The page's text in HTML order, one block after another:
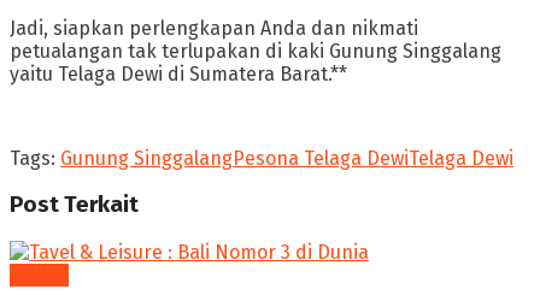
‎Jadi, siapkan perlengkapan Anda dan nikmati
petualangan tak terlupakan di kaki Gunung Singgalang
yaitu Telaga Dewi di Sumatera Barat.**
Tags: Gunung SinggalangPesona Telaga DewiTelaga Dewi
PostTerkait